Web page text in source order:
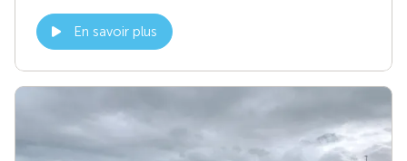
En savoir plus